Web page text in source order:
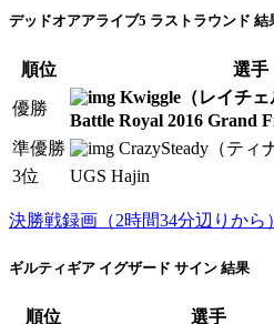
デッドオアアライブ5 ラストラウンド 結
順位 選手
優勝
Kwiggle（レイチェ
Battle Royal 2016 Grand
準優勝
CrazySteady（ティ
3位
UGS Hajin
決勝戦録画（2時間34分辺りから）
ギルティギア イグザード サイン 結果
順位
選手